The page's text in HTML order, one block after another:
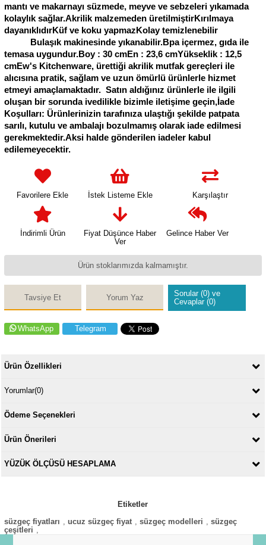
mantı ve makarnayı süzmede, meyve ve sebzeleri yıkamada
kolaylık sağlar.Akrilik malzemeden üretilmiştirKırılmaya
dayanıklıdırKüf ve koku yapmazKolay temizlenebilir
Bulaşık makinesinde yıkanabilir.Bpa içermez, gıda ile
temasa uygundur.Boy : 30 cmEn : 23,6 cmYükseklik : 12,5
cmEw's Kitchenware, ürettiği akrilik mutfak gereçleri ile
alıcısına pratik, sağlam ve uzun ömürlü ürünlerle hizmet
etmeyi amaçlamaktadır. Satın aldığınız ürünlerle ile ilgili
oluşan bir sorunda ivedilikle bizimle iletişime geçin,İade
Koşulları: Ürünlerinizin tarafınıza ulaştığı şekilde patpata
sarılı, kutulu ve ambalajı bozulmamış olarak iade edilmesi
gerekmektedir.Aksi halde gönderilen iadeler kabul
edilemeyecektir.
Favorilere Ekle İstek Listeme Ekle Karşılaştır
İndirimli Ürün
Fiyat Düşünce Haber
Ver
Gelince Haber Ver
Ürün stoklarımızda kalmamıştır.
Tavsiye Et Yorum Yaz
Sorular (0) ve
Cevaplar (0)
WhatsApp Telegram
Ürün Özellikleri
Yorumlar(0)
Ödeme Seçenekleri
Ürün Önerileri
YÜZÜK ÖLÇÜSÜ HESAPLAMA
Etiketler
süzgeç fiyatları
ucuz süzgeç fiyat süzgeç modelleri
süzgeç
çeşitleri